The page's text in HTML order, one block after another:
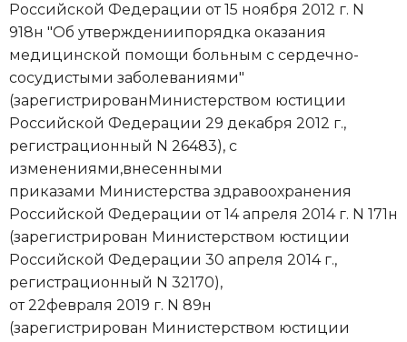
Российской Федерации от 15 ноября 2012 г. N
918н "Об утверждениипорядка оказания
медицинской помощи больным с сердечно-
сосудистыми заболеваниями"
(зарегистрированМинистерством юстиции
Российской Федерации 29 декабря 2012 г.,
регистрационный N 26483), с
изменениями,внесенными
приказами Министерства здравоохранения
Российской Федерации от 14 апреля 2014 г. N 171н
(зарегистрирован Министерством юстиции
Российской Федерации 30 апреля 2014 г.,
регистрационный N 32170),
от 22февраля 2019 г. N 89н
(зарегистрирован Министерством юстиции